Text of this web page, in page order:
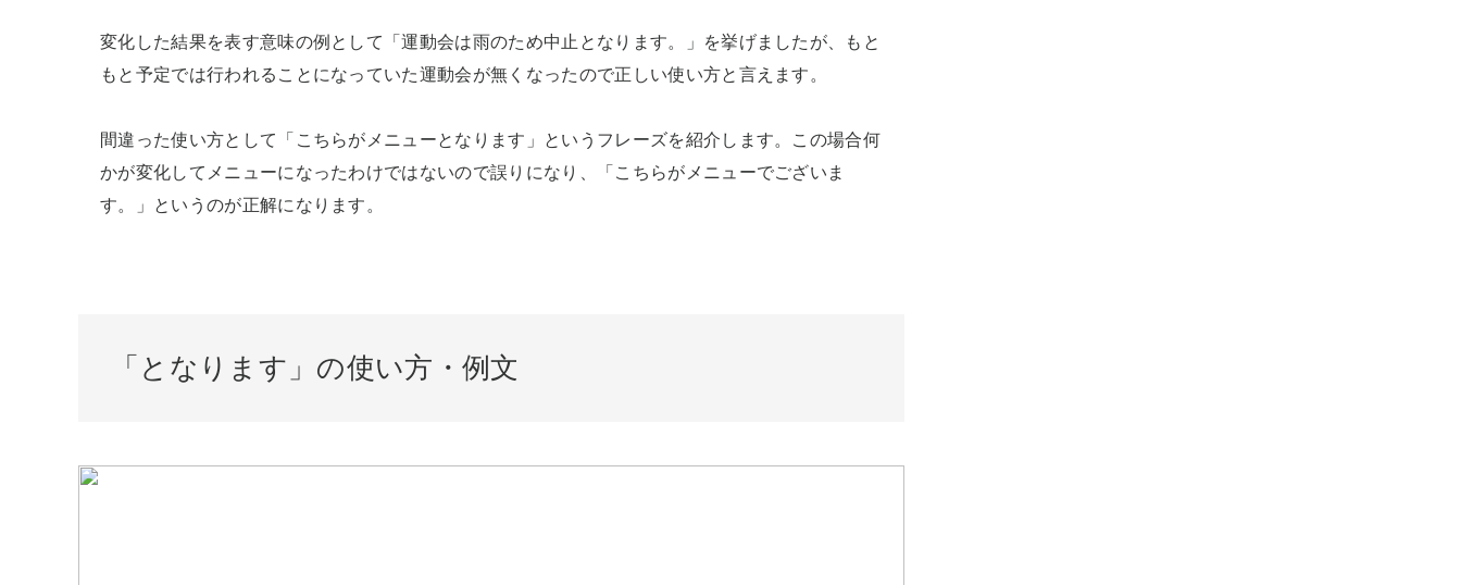
変化した結果を表す意味の例として「運動会は雨のため中止となります。」を挙げましたが、もと
もと予定では行われることになっていた運動会が無くなったので正しい使い方と言えます。
間違った使い方として「こちらがメニューとなります」というフレーズを紹介します。この場合何
かが変化してメニューになったわけではないので誤りになり、「こちらがメニューでございま
す。」というのが正解になります。
「となります」の使い方・例文